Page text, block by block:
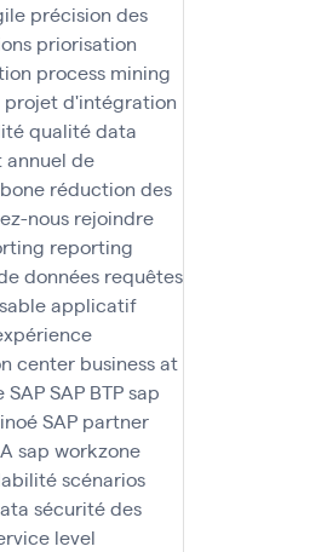
précision des
priorisation
process mining
projet d'intégration
qualité data
de
réduction des
nous rejoindre
reporting
données requêtes
applicatif
center business at
SAPSAP BTPsap
SAP partner
sap workzone
scénarios
sécurité des
level